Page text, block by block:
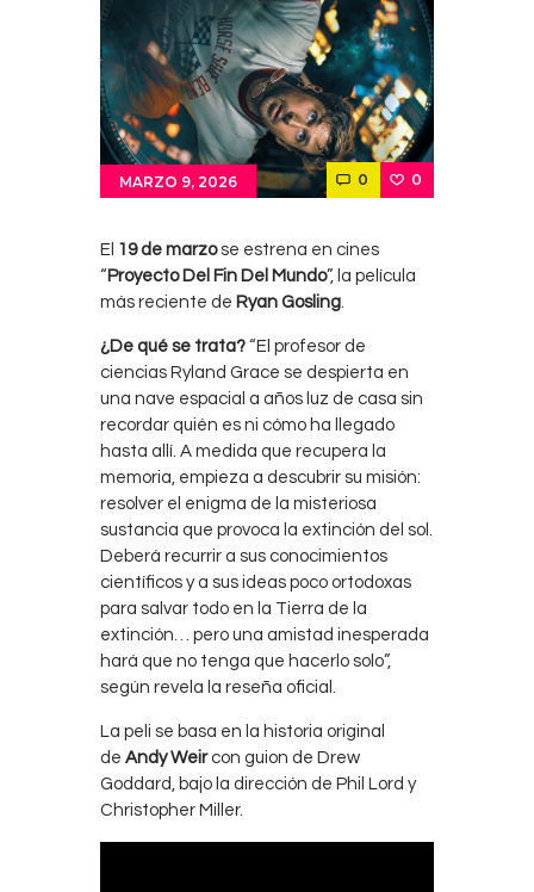
MARZO 9, 2026 0 0
El 19 de marzose estrena en cines
“ Proyecto Del Fin Del Mundo”, la película
más reciente de Ryan Gosling
¿De qué se trata? “El profesor de
ciencias Ryland Grace se despierta en
una nave espacial a años luz de casa sin
recordar quién es ni cómo ha llegado
hasta allí. A medida que recupera la
memoria, empieza a descubrir su misión:
resolver el enigma de la misteriosa
sustancia que provoca la extinción del sol.
Deberá recurrir a sus conocimientos
científicos y a sus ideas poco ortodoxas
para salvar todo en la Tierra de la
extinción… pero una amistad inesperada
hará que no tenga que hacerlo solo”,
según revela la reseña oficial.
La peli se basa en la historia original
de Andy Weircon guion de Drew
Goddard, bajo la dirección de Phil Lord y
Christopher Miller.